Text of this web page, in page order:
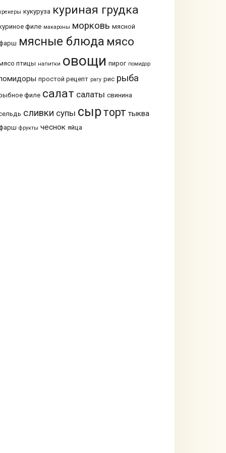
кукуруза куриная грудка
филе макароны морковь мясной
мясные блюда мясо
птицы напитки овощи пирог помидор
простой рецепт рагу рис рыба
филе салат салаты свинина
сливки супы сырторт тыква
фрукты чеснок яйца